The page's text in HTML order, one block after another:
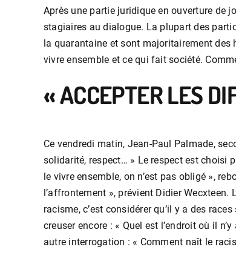
Après une partie juridique en ouverture de
stagiaires au dialogue. La plupart des
la quarantaine et sont majoritairement des
vivre ensemble et ce qui fait société.
« ACCEPTER LES
Ce vendredi matin, Jean-Paul Palmade,
solidarité, respect… » Le respect est choisi
le vivre ensemble, on n’est pas obligé »,
l’affrontement », prévient Didier
racisme, c’est considérer qu’il y a des
creuser encore : « Quel est l’endroit où il
autre interrogation : « Comment naît le